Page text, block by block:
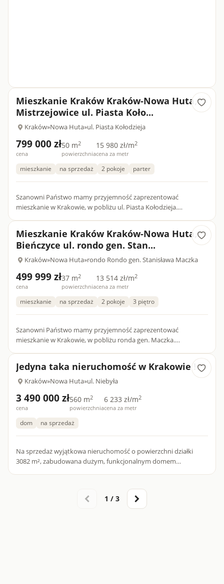
Mieszkanie Kraków Kraków-Nowa Huta,
Mistrzejowice ul. Piasta Koło...
Kraków»Nowa Huta»ul. Piasta Kołodzieja
799 000 zł
cena
50 m2
powierzchnia
15 980 zł/m2
cena za metr
mieszkanie na sprzedaż 2 pokoje parter
Szanowni Państwo mamy przyjemność zaprezentować
mieszkanie w Krakowie, w pobliżu ul. Piasta Kołodzieja.
Mieszkanie Kraków Kraków-Nowa Huta,
Bieńczyce ul. rondo gen. Stan...
Kraków»Nowa Huta»rondo Rondo gen. Stanisława Maczka
499 999 zł
cena
37 m2
powierzchnia
13 514 zł/m2
cena za metr
mieszkanie na sprzedaż 2 pokoje 3 piętro
Szanowni Państwo mamy przyjemność zaprezentować
mieszkanie w Krakowie, w pobliżu ronda gen. Maczka.
Jedyna taka nieruchomość w Krakowie !
Kraków»Nowa Huta»ul. Niebyła
3 490 000 zł
cena
560 m2
powierzchnia
6 233 zł/m2
cena za metr
dom na sprzedaż
Na sprzedaż wyjątkowa nieruchomość o powierzchni działki
3082 m², zabudowana dużym, funkcjonalnym domem
1 / 3